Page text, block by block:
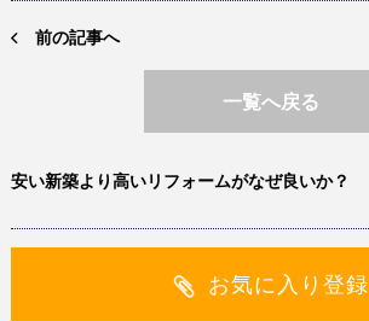
前の記事へ
一覧へ戻る
安い新築より高いリフォームがなぜ良いか？
お気に入り登録